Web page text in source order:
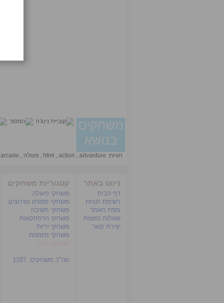
משחקים
בנושא
תגיות: html , action , advanture
, פעולה ,
arcade
ניווט באתר
דף הבית
רשימת תגיות
מפת האתר
שאלות נפוצות
יצירת קשר
קטגוריות משחקים
משחקי פעולה
משחקי ספורט ומירוצים
משחקי חשיבה
משחקי הרפתקאות
משחקי יריות
משחקי מיומנות
סה"כ משחקים: 1187